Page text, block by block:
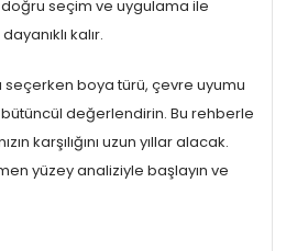
seçim ve uygulama ile
kalır.
seçerken boya türü, çevre uyumu
değerlendirin. Bu rehberle
karşılığını uzun yıllar alacak.
yüzey analiziyle başlayın ve